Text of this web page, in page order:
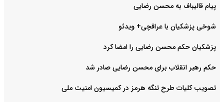
پیام قالیباف به محسن رضایی
شوخی پزشکیان با عراقچی+ ویدئو
پزشکیان حکم محسن رضایی را امضا کرد
حکم رهبر انقلاب برای محسن رضایی صادر شد
تصویب کلیات طرح تنگه هرمز در کمیسیون امنیت ملی